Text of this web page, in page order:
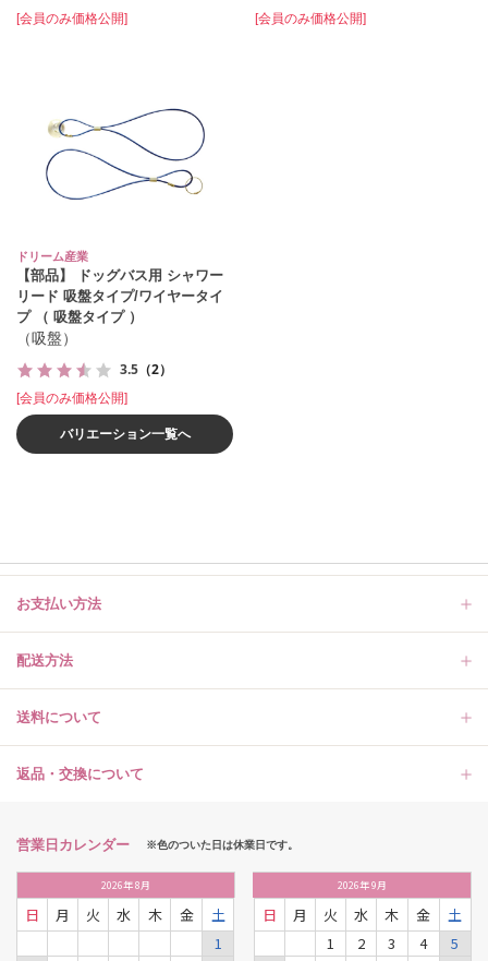
[会員のみ価格公開] [会員のみ価格公開]
ドリーム産業
【部品】 ドッグバス用 シャワー
リード 吸盤タイプ/ワイヤータイ
プ （ 吸盤タイプ ）
（吸盤）
3.5 （2）
[会員のみ価格公開]
バリエーション一覧へ
お支払い方法
配送方法
送料について
返品・交換について
営業日カレンダー ※色のついた日は休業日です。
2026年8月
日 月 火 水 木 金
土
1
2026年9月
日 月 火 水 木 金
土
1
2 3 4
5